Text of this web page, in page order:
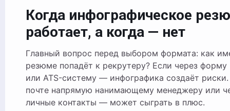
Когда инфографическое
работает, а когда — нет
Главный вопрос перед выбором формата: как
резюме попадёт к рекрутеру? Если через форму
или ATS-систему — инфографика создаёт
почте напрямую нанимающему менеджеру или
личные контакты — может сыграть в плюс.